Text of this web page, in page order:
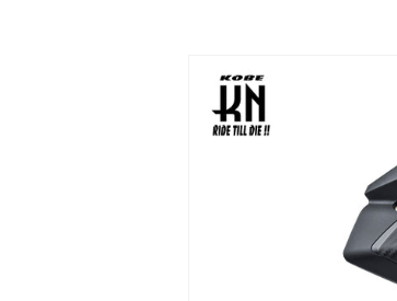
報にス
キップ